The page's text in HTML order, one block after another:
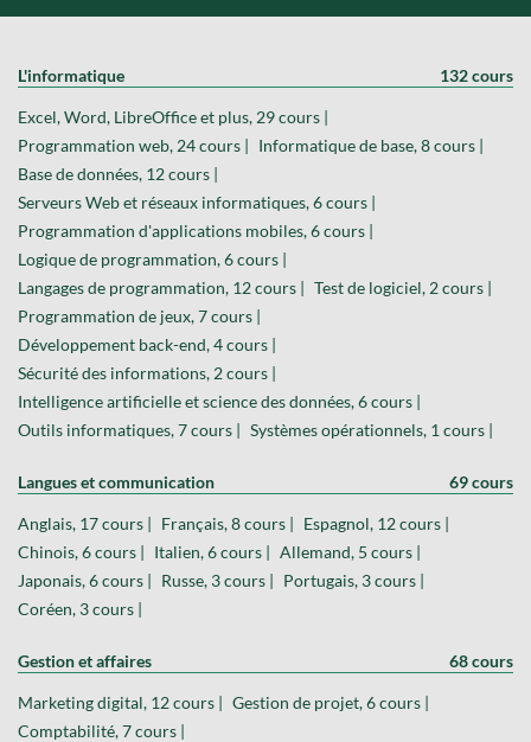
L'informatique 132 cours
Excel, Word, LibreOffice et plus, 29 cours |
Programmation web, 24 cours | Informatique de base, 8 cours |
Base de données, 12 cours |
Serveurs Web et réseaux informatiques, 6 cours |
Programmation d'applications mobiles, 6 cours |
Logique de programmation, 6 cours |
Langages de programmation, 12 cours | Test de logiciel, 2 cours |
Programmation de jeux, 7 cours |
Développement back-end, 4 cours |
Sécurité des informations, 2 cours |
Intelligence artificielle et science des données, 6 cours |
Outils informatiques, 7 cours | Systèmes opérationnels, 1 cours |
Langues et communication 69 cours
Anglais, 17 cours | Français, 8 cours | Espagnol, 12 cours |
Chinois, 6 cours | Italien, 6 cours | Allemand, 5 cours |
Japonais, 6 cours | Russe, 3 cours | Portugais, 3 cours |
Coréen, 3 cours |
Gestion et affaires 68 cours
Marketing digital, 12 cours | Gestion de projet, 6 cours |
Comptabilité, 7 cours |